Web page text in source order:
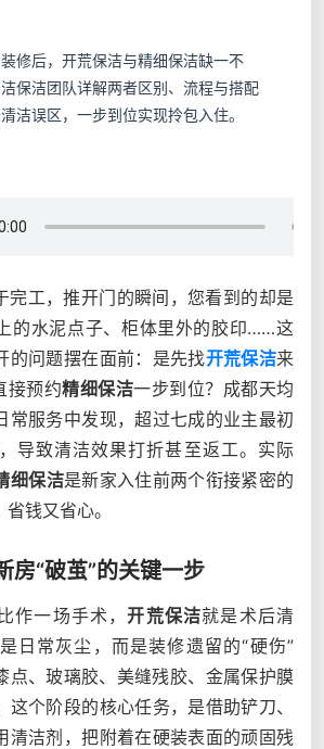
修后，开荒保洁与精细保洁缺一不
保洁团队详解两者区别、流程与搭配
洁误区，一步到位实现拎包入住。
完工，推开门的瞬间，您看到的却是
的水泥点子、柜体里外的胶印……这
的问题摆在面前：是先找开荒保洁来
接预约精细保洁一步到位？成都天均
常服务中发现，超过七成的业主最初
导致清洁效果打折甚至返工。实际
细保洁是新家入住前两个衔接紧密的
钱又省心。
房“破茧”的关键一步
作一场手术，开荒保洁就是术后清
日常灰尘，而是装修遗留的“硬伤”
、玻璃胶、美缝残胶、金属保护膜
这个阶段的核心任务，是借助铲刀、
清洁剂，把附着在硬装表面的顽固残